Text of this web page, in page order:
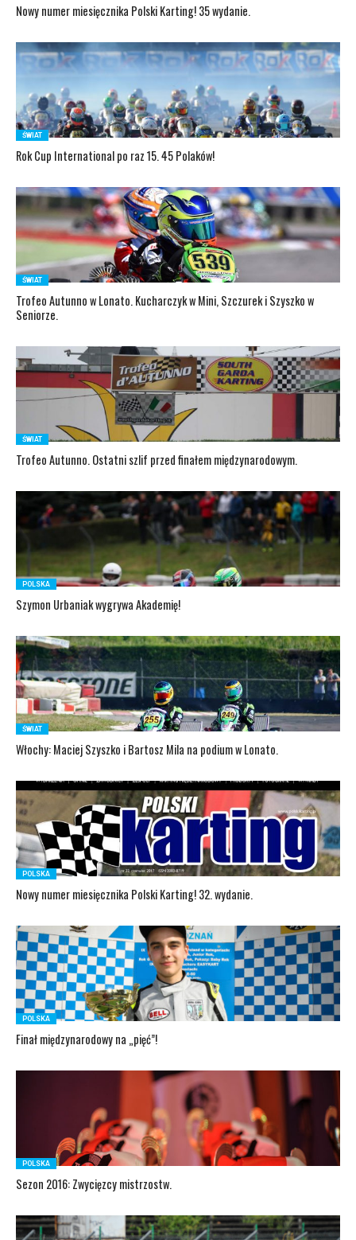
Nowy numer miesięcznika Polski Karting! 35 wydanie.
ŚWIAT
Rok Cup International po raz 15. 45 Polaków!
ŚWIAT
Trofeo Autunno w Lonato. Kucharczyk w Mini, Szczurek i Szyszko w
Seniorze.
ŚWIAT
Trofeo Autunno. Ostatni szlif przed finałem międzynarodowym.
POLSKA
Szymon Urbaniak wygrywa Akademię!
ŚWIAT
Włochy: Maciej Szyszko i Bartosz Mila na podium w Lonato.
POLSKA
Nowy numer miesięcznika Polski Karting! 32. wydanie.
POLSKA
Finał międzynarodowy na „pięć”!
POLSKA
Sezon 2016: Zwycięzcy mistrzostw.